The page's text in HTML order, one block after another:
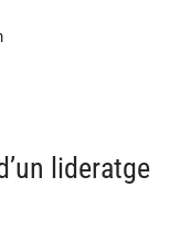
lideratge